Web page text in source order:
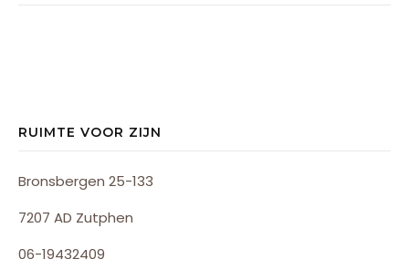
RUIMTE VOOR ZIJN
Bronsbergen 25-133
7207 AD Zutphen
06-19432409